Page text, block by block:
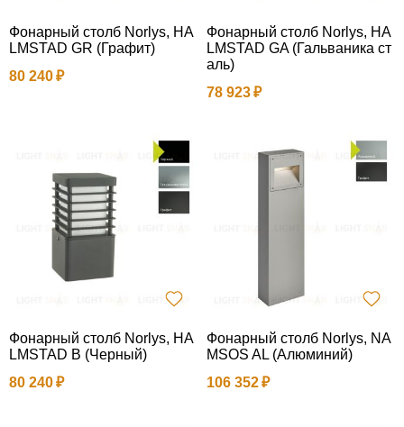
Фонарный столб Norlys, HA
LMSTAD GR (Графит)
80 240
Фонарный столб Norlys, HA
LMSTAD GA (Гальваника ст
аль)
78 923
Фонарный столб Norlys, HA
LMSTAD B (Черный)
80 240
Фонарный столб Norlys, NA
MSOS AL (Алюминий)
106 352